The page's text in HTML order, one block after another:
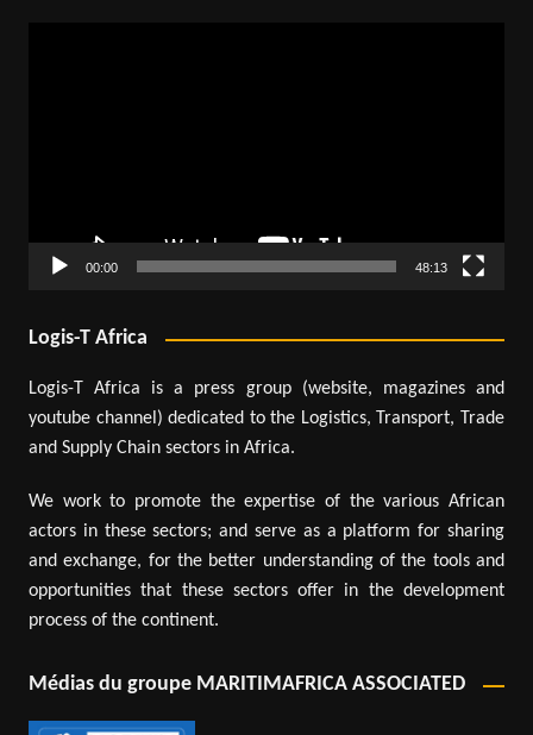
00:00 48:13
Logis-T Africa
Logis-T Africa is a press group (website, magazines and
youtube channel) dedicated to the Logistics, Transport, Trade
and Supply Chain sectors in Africa.
We work to promote the expertise of the various African
actors in these sectors; and serve as a platform for sharing
and exchange, for the better understanding of the tools and
opportunities that these sectors offer in the development
process of the continent.
Médias du groupe MARITIMAFRICA ASSOCIATED